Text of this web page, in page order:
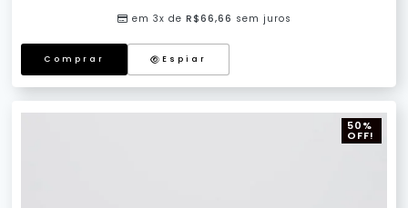
em 3x de R$66,66 sem juros
Comprar Espiar
50%
OFF!